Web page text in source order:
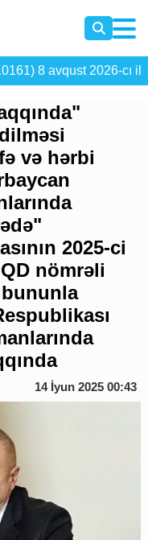
8 avqust 2026-cı il
və hərbi
2025-ci
nömrəli
14 İyun 2025 00:43